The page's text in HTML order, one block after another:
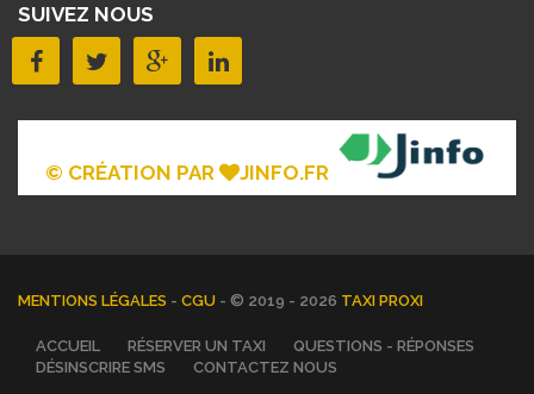
SUIVEZ NOUS
© CRÉATION PAR JINFO.FR
MENTIONS LÉGALES - CGU - © 2019 - 2026 TAXI PROXI
ACCUEIL RÉSERVER UN TAXI
QUESTIONS - RÉPONSES
DÉSINSCRIRE SMS
CONTACTEZ NOUS